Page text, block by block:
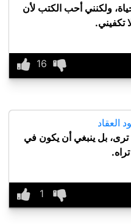
ولكنني أحب الكتب لأن
تكفيني.
العقاد
بل ينبغي أن يكون في